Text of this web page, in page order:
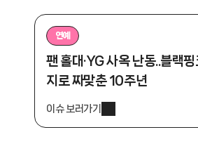
연예
팬 홀대·YG 사옥 난동..블랙핑
지로 짜맞춘 10주년
이슈 보러가기